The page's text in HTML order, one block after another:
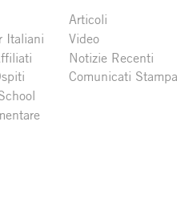
Italiani
Articoli
Video
Notizie Recenti
Comunicati Stampa